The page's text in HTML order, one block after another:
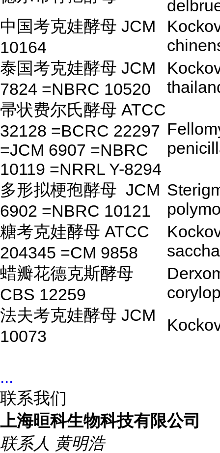
中国考克娃酵母 JCM
10164
泰国考克娃酵母 JCM
7824 =NBRC 10520
帚状费尔氏酵母 ATCC
32128 =BCRC 22297
=JCM 6907 =NBRC
10119 =NRRL Y-8294
多形拟梗孢酵母 JCM
6902 =NBRC 10121
糖考克娃酵母 ATCC
204345 =CM 9858
蜡瓣花德克斯酵母
CBS 12259
法夫考克娃酵母 JCM
10073
...
联系我们
上海晅科生物科技有限公司
联系人 黄明浩